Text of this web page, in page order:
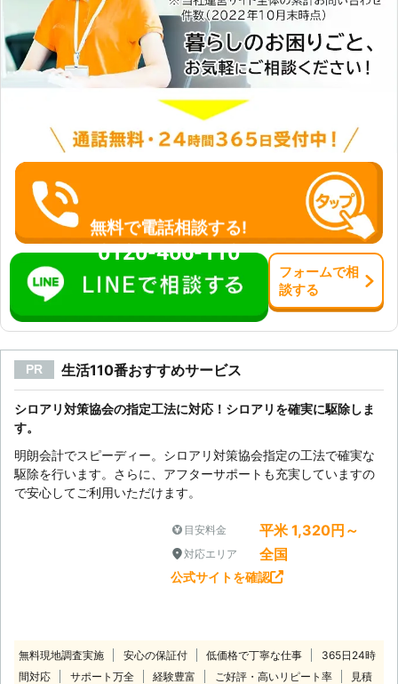
無料で電話相談する!
0120-466-110
フォームで相
談する
PR 生活110番おすすめサービス
シロアリ対策協会の指定工法に対応！シロアリを確実に駆除しま
す。
明朗会計でスピーディー。シロアリ対策協会指定の工法で確実な
駆除を行います。さらに、アフターサポートも充実していますの
で安心してご利用いただけます。
目安料金 平米 1,320円～
対応エリア 全国
公式サイトを確認
無料現地調査実施 安心の保証付 低価格で丁寧な仕事
365日24時
間対応
サポート万全 経験豊富 ご好評・高いリピート率
見積